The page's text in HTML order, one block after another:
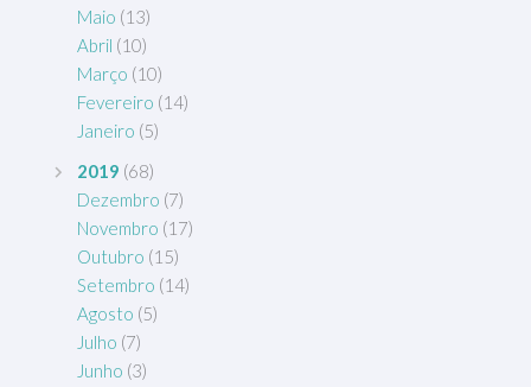
Maio (13)
Abril (10)
Março (10)
Fevereiro (14)
Janeiro (5)
2019 (68)
Dezembro (7)
Novembro (17)
Outubro (15)
Setembro (14)
Agosto (5)
Julho (7)
Junho (3)